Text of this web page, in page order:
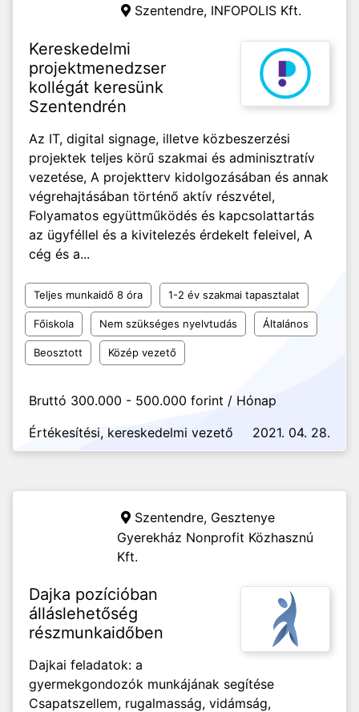
Szentendre, INFOPOLIS Kft.
Kereskedelmi
projektmenedzser
kollégát keresünk
Szentendrén
Az IT, digital signage, illetve közbeszerzési
projektek teljes körű szakmai és adminisztratív
vezetése, A projektterv kidolgozásában és annak
végrehajtásában történő aktív részvétel,
Folyamatos együttműködés és kapcsolattartás
az ügyféllel és a kivitelezés érdekelt feleivel, A
cég és a...
Teljes munkaidő 8 óra 1-2 év szakmai tapasztalat
Főiskola Nem szükséges nyelvtudás Általános
Beosztott Közép vezető
Bruttó 300.000 - 500.000 forint / Hónap
Értékesítési, kereskedelmi vezető
2021. 04. 28.
Szentendre, Gesztenye
Gyerekház Nonprofit Közhasznú
Kft.
Dajka pozícióban
álláslehetőség
részmunkaidőben
Dajkai feladatok: a
gyermekgondozók munkájának segítése
Csapatszellem, rugalmasság, vidámság,